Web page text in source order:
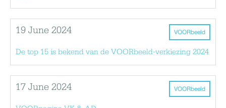
VOORbeeld
19 June 2024
De top 15 is bekend van de VOORbeeld-verkiezing 2024
VOORbeeld
17 June 2024